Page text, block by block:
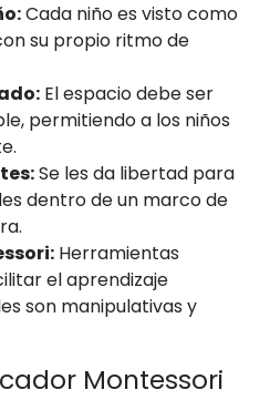
Cada niño es visto como
su propio ritmo de
El espacio debe ser
permitiendo a los niños
Se les da libertad para
dentro de un marco de
Herramientas
el aprendizaje
son manipulativas y
Montessori